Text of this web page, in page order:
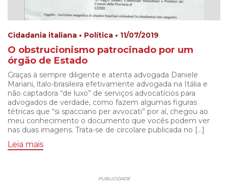
Cidadania italiana • Política • 11/07/2019
O obstrucionismo patrocinado por um
órgão de Estado
Graças à sempre diligente e atenta advogada Daniele
Mariani, ítalo-brasileira efetivamente advogada na Itália e
não captadora “de luxo” de serviços advocatícios para
advogados de verdade, como fazem algumas figuras
tétricas que “si spacciano per avvocati” por aí, chegou ao
meu conhecimento o documento que vocês podem ver
nas duas imagens. Trata-se de circolare publicada no […]
Leia mais
PUBLICIDADE